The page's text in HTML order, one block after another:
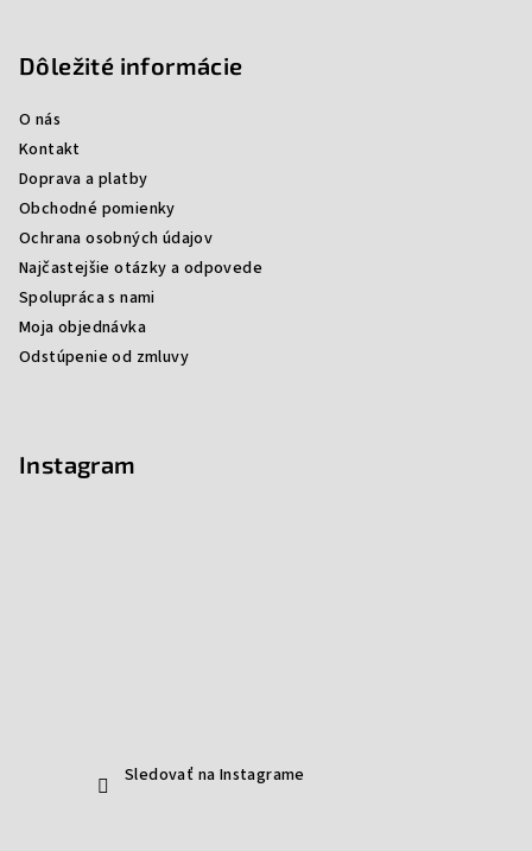
Dôležité informácie
O nás
Kontakt
Doprava a platby
Obchodné pomienky
Ochrana osobných údajov
Najčastejšie otázky a odpovede
Spolupráca s nami
Moja objednávka
Odstúpenie od zmluvy
Instagram
Sledovať na Instagrame